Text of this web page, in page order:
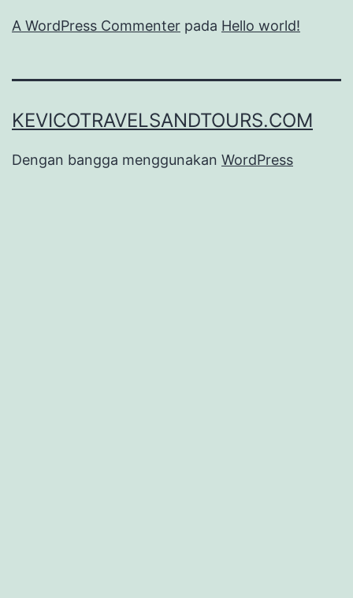
A WordPress Commenter pada Hello world!
KEVICOTRAVELSANDTOURS.COM
Dengan bangga menggunakan WordPress